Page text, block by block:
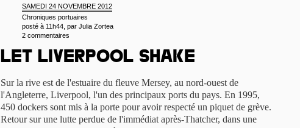
SAMEDI 24 NOVEMBRE 2012
Chroniques portuaires
posté à 11h44, par Julia Zortea
2 commentaires
Let Liverpool shake
Sur la rive est de l'estuaire du fleuve Mersey, au nord-ouest de
l'Angleterre, Liverpool, l'un des principaux ports du pays. En 1995,
450 dockers sont mis à la porte pour avoir respecté un piquet de grève.
Retour sur une lutte perdue de l'immédiat après-Thatcher, dans une